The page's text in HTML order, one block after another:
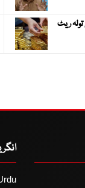
ریٹ